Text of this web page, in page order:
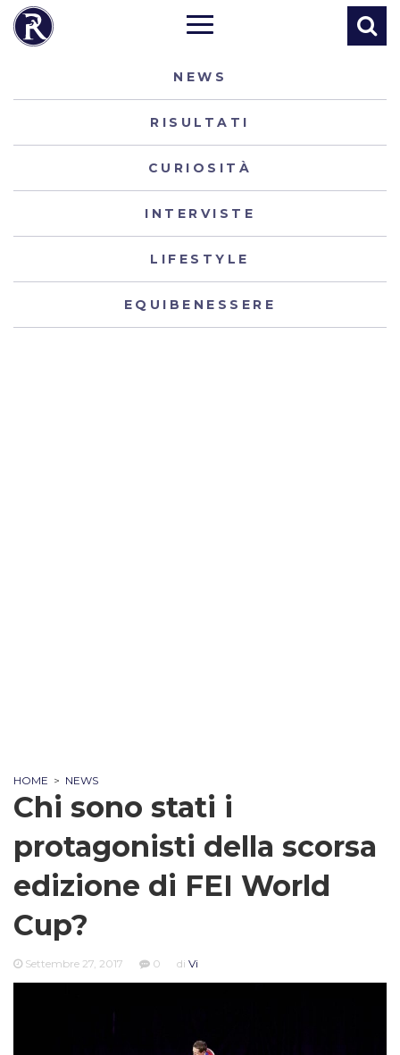
NEWS
RISULTATI
CURIOSITÀ
INTERVISTE
LIFESTYLE
EQUIBENESSERE
HOME > NEWS
Chi sono stati i
protagonisti della scorsa
edizione di FEI World
Cup?
Settembre 27, 2017 0 di Vi